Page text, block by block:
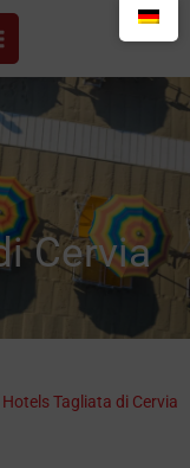
Cervia
Hotels Tagliata di Cervia